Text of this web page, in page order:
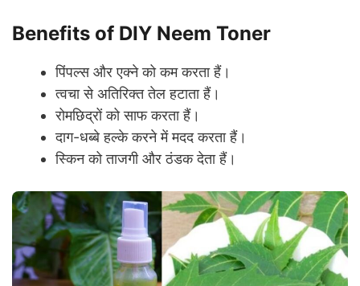
Benefits of DIY Neem Toner
पिंपल्स और एक्ने को कम करता हैं।
त्वचा से अतिरिक्त तेल हटाता हैं।
रोमछिद्रों को साफ करता हैं।
दाग-धब्बे हल्के करने में मदद करता हैं।
स्किन को ताजगी और ठंडक देता हैं।